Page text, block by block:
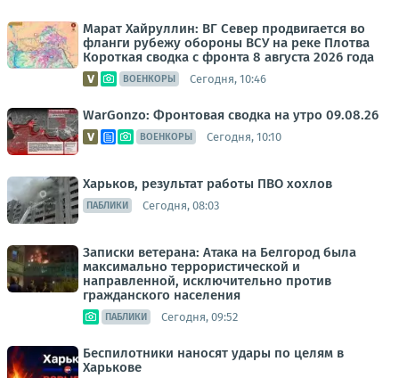
Марат Хайруллин: ВГ Север продвигается во
фланги рубежу обороны ВСУ на реке Плотва
Короткая сводка с фронта 8 августа 2026 года
ВОЕНКОРЫ Сегодня, 10:46
WarGonzo: Фронтовая сводка на утро 09.08.26
ВОЕНКОРЫ Сегодня, 10:10
Харьков, результат работы ПВО хохлов
ПАБЛИКИ Сегодня, 08:03
Записки ветерана: Атака на Белгород была
максимально террористической и
направленной, исключительно против
гражданского населения
ПАБЛИКИ Сегодня, 09:52
Беспилотники наносят удары по целям в
Харькове